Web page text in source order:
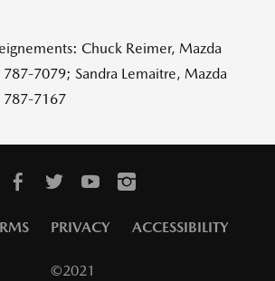
Chuck Reimer, Mazda
7079; Sandra Lemaitre, Mazda
787-7167
PRIVACY ACCESSIBILITY
©2021